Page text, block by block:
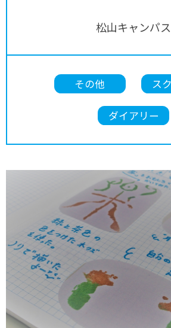
松山キャンパス
その他 ス
ダイアリー